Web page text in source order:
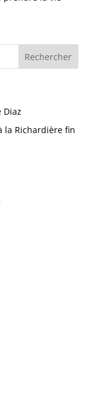
Diaz
la Richardière fin